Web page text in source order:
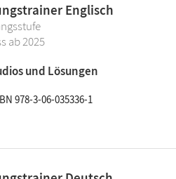
Englisch
ab 2025
und Lösungen
978-3-06-035336-1